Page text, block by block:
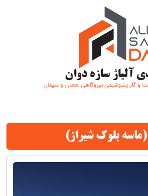
آلیاژ سازه دوان
و گاز،پتروشیمی،نیروگاهی ،معدن و سیمان
بلوک شیراز)